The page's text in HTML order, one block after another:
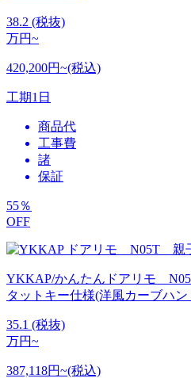
38.2 (税抜)
万円~
420,200円~(税込)
工期1日
商品代
工事費
諸
保証
55％
OFF
YKKAP/かんたんドアリモ
タットキー仕様(洋風カーブハン
35.1 (税抜)
万円~
387,118円~(税込)